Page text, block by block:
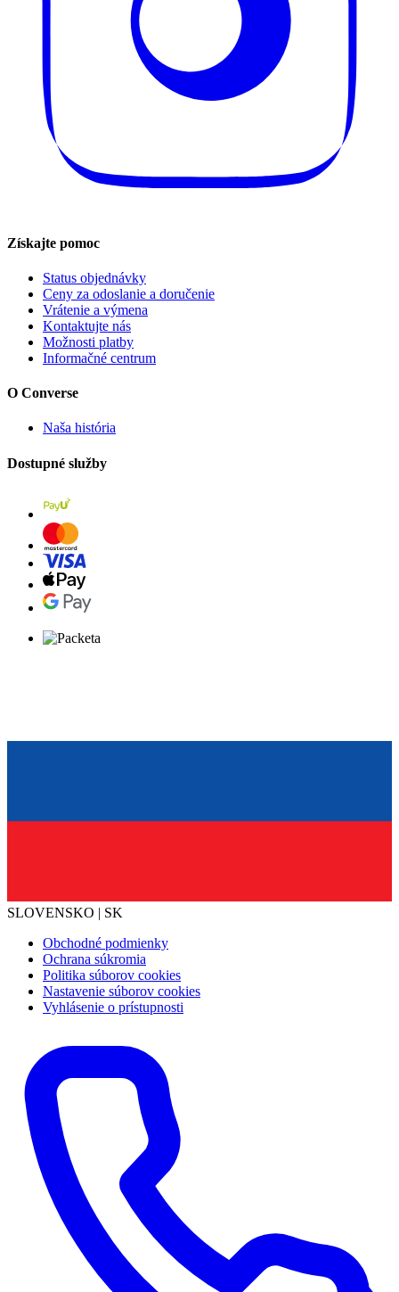
Získajte pomoc
Status objednávky
Ceny za odoslanie a doručenie
Vrátenie a výmena
Kontaktujte nás
Možnosti platby
Informačné centrum
O Converse
Naša história
Dostupné služby
SLOVENSKO | SK
Obchodné podmienky
Ochrana súkromia
Politika súborov cookies
Nastavenie súborov cookies
Vyhlásenie o prístupnosti